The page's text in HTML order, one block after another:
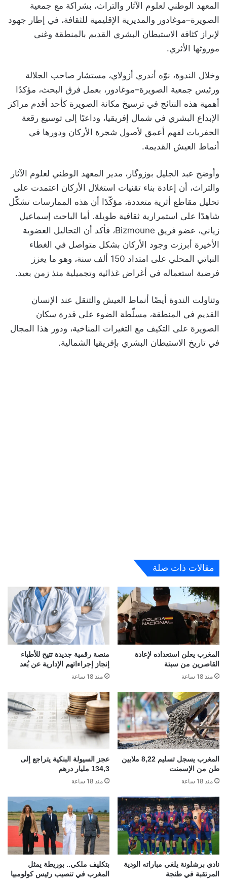
المعهد الوطني لعلوم الآثار والتراث، بشراكة مع جمعية
الصويرة–موغادور والمديرية الإقليمية للثقافة، في إطار جهود
لإبراز كثافة الاستيطان البشري القديم بالمنطقة وغنى
موروثها الأثري.
وخلال الندوة، نوّه أندري أزولاي، مستشار صاحب الجلالة
ورئيس جمعية الصويرة–موغادور، بعمل فرق البحث، مؤكدًا
أهمية هذه النتائج في ترسيخ مكانة الصويرة كأحد أقدم مراكز
الإبداع البشري في شمال إفريقيا، وداعيًا إلى توسيع رقعة
الحفريات لفهم أعمق لأصول شجرة الأركان ودورها في
أنماط العيش القديمة.
وأوضح عبد الجليل بوزوگار، مدير المعهد الوطني لعلوم الآثار
والتراث، أن إعادة بناء تقنيات استغلال الأركان اعتمدت على
تحليل مقاطع أثرية متعددة، مؤكّدًا أن هذه الممارسات تشكّل
شاهدًا على استمرارية ثقافية طويلة. أما الباحث إسماعيل
زياني، عضو فريق Bizmoune، فأكد أن التحاليل العضوية
الأخيرة أبرزت وجود الأركان بشكل متواصل في الغطاء
النباتي المحلي على امتداد 150 ألف سنة، وهو ما يعزز
فرضية استعماله في أغراض غذائية وتجميلية منذ زمن بعيد.
وتناولت الندوة أيضًا أنماط العيش والتنقل عند الإنسان
القديم في المنطقة، مسلّطة الضوء على قدرة سكان
الصويرة على التكيف مع التغيرات المناخية، ودور هذا المجال
في تاريخ الاستيطان البشري بإفريقيا الشمالية.
مقالات ذات صلة
المغرب يعلن استعداده لإعادة
القاصرين من سبتة
منذ 18 ساعة
منصة رقمية جديدة تتيح للأطباء
إنجاز إجراءاتهم الإدارية عن بُعد
منذ 18 ساعة
المغرب يسجل تسليم 8,22 ملايين
طن من الإسمنت
منذ 18 ساعة
عجز السيولة البنكية يتراجع إلى
134,3 مليار درهم
منذ 18 ساعة
نادي برشلونة يلغي مباراته الودية
المرتقبة في طنجة
بتكليف ملكي.. بوريطة يمثل
المغرب في تنصيب رئيس كولومبيا